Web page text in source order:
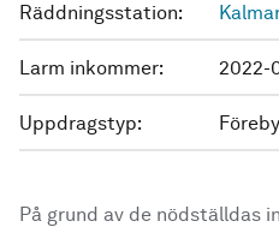
Räddningsstation:
Larm inkommer: 2022-
Uppdragstyp:
På grund av de nödställdas